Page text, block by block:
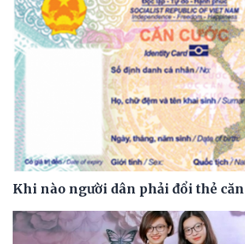
Khi nào người dân phải đổi thẻ căn